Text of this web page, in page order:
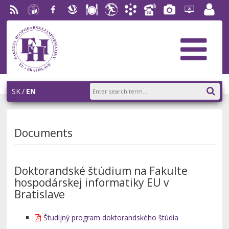
RSS University
of
Economics
in
Bratislava
Facebook
SlovakDiningStudentAcademic
PhoneGalleryHelpdesk
EUBAportal
SK EN
Documents
Doktorandské štúdium na Fakulte
hospodárskej informatiky EU v
Bratislave
Študijný program doktorandského štúdia